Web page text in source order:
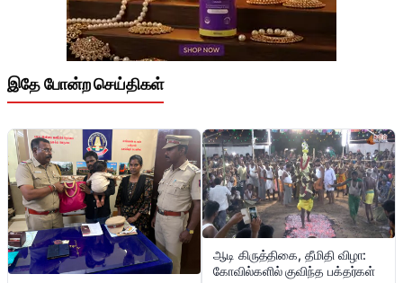
இதே போன்ற செய்திகள்
ஆடி கிருத்திகை, தீமிதி விழா:
கோவில்களில் குவிந்த பக்தர்கள்